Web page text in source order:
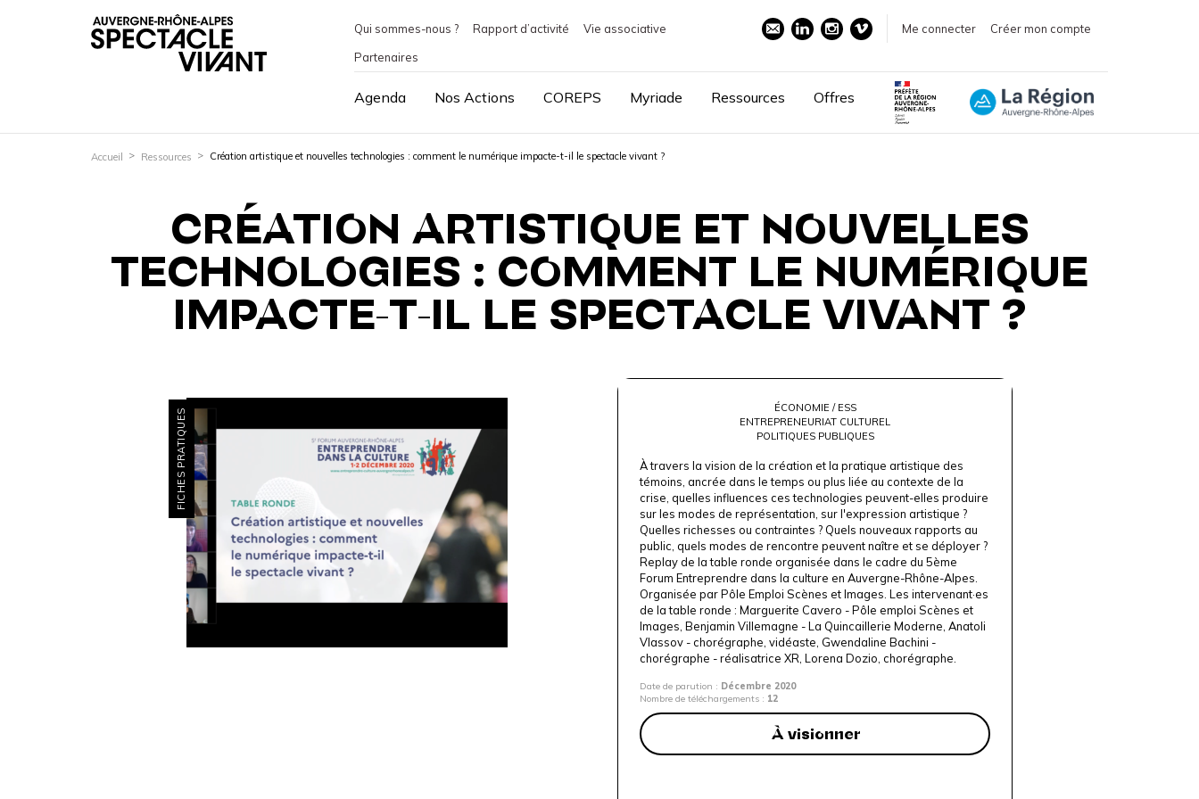
Qui sommes-nous ? Rapport d’activité
Vie associative
Partenaires
Me connecter Créer mon compte
Agenda Nos Actions COREPS Myriade Ressources Offres
Accueil Ressources Création artistique et nouvelles technologies : comment le numérique impacte-t-il le spectacle vivant ?
CRÉATION ARTISTIQUE ET NOUVELLES
TECHNOLOGIES : COMMENT LE NUMÉRIQUE
IMPACTE-T-IL LE SPECTACLE VIVANT ?
FICHES PRATIQUES
ÉCONOMIE / ESS
ENTREPRENEURIAT CULTUREL
POLITIQUES PUBLIQUES
À travers la vision de la création et la pratique artistique des
témoins, ancrée dans le temps ou plus liée au contexte de la
crise, quelles influences ces technologies peuvent-elles produire
sur les modes de représentation, sur l'expression artistique ?
Quelles richesses ou contraintes ? Quels nouveaux rapports au
public, quels modes de rencontre peuvent naître et se déployer ?
Replay de la table ronde organisée dans le cadre du 5ème
Forum Entreprendre dans la culture en Auvergne-Rhône-Alpes.
Organisée par Pôle Emploi Scènes et Images. Les intervenant·es
de la table ronde : Marguerite Cavero -Pôle emploi Scènes et
Images , Benjamin Villemagne -La Quincaillerie Moderne Anatoli
Vlassov - chorégraphe, vidéaste Gwendaline Bachini -
chorégraphe - réalisatrice XR Lorena Dozio, chorégraphe.
Date de parution : Décembre 2020
Nombre de téléchargements : 12
À visionner